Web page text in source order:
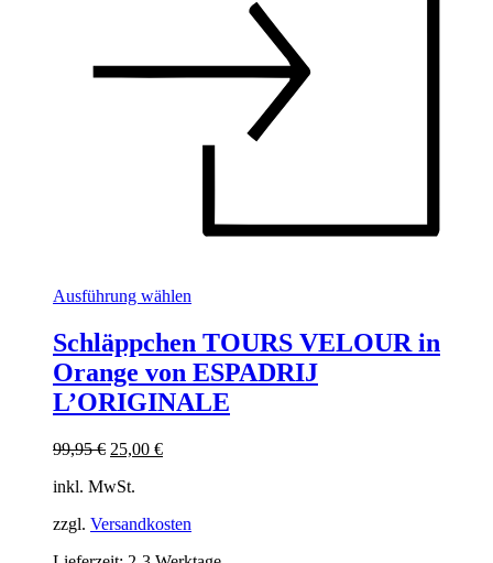
Ausführung wählen
weist
mehrere
Varianten
auf.
Die
gewählt
werden
Schläppchen TOURS VELOUR in
Orange von ESPADRIJ
L’ORIGINALE
99,95€ Ursprünglicher
war:
25,00 €Aktueller
inkl. MwSt.
zzgl. Versandkosten